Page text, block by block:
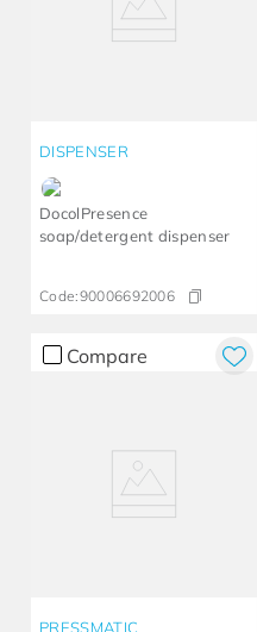
DISPENSER
DocolPresence
soap/detergent dispenser
Code:90006692006
Compare
PRESSMATIC